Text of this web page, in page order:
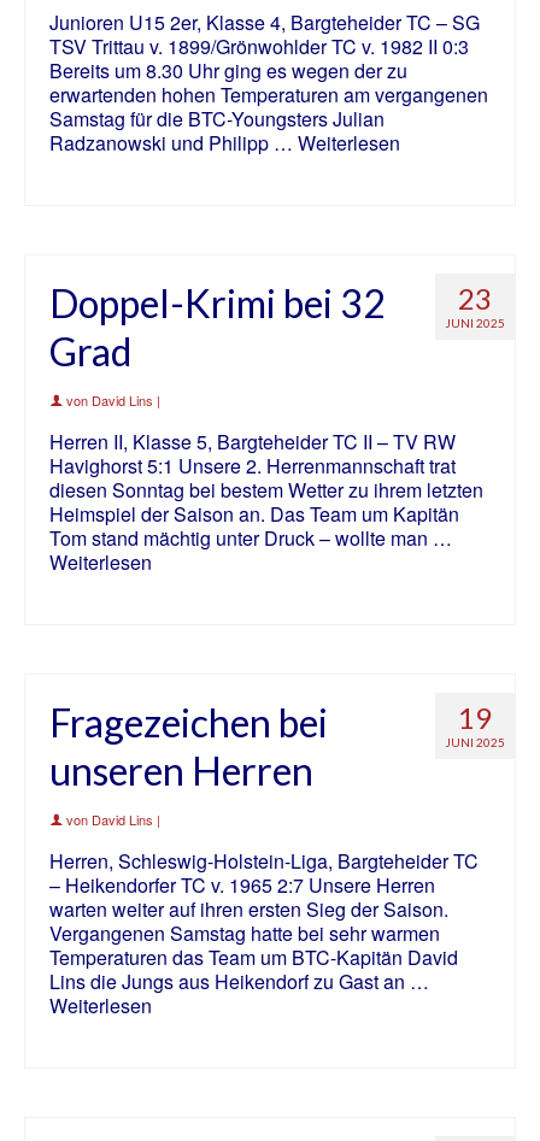
Junioren U15 2er, Klasse 4, Bargteheider TC – SG
TSV Trittau v. 1899/Grönwohlder TC v. 1982 II 0:3
Bereits um 8.30 Uhr ging es wegen der zu
erwartenden hohen Temperaturen am vergangenen
Samstag für die BTC-Youngsters Julian
Radzanowski und Philipp … Weiterlesen
23
JUNI 2025
Doppel-Krimi bei 32
Grad
von David Lins |
Herren II, Klasse 5, Bargteheider TC II – TV RW
Havighorst 5:1 Unsere 2. Herrenmannschaft trat
diesen Sonntag bei bestem Wetter zu ihrem letzten
Heimspiel der Saison an. Das Team um Kapitän
Tom stand mächtig unter Druck – wollte man …
Weiterlesen
19
JUNI 2025
Fragezeichen bei
unseren Herren
von David Lins |
Herren, Schleswig-Holstein-Liga, Bargteheider TC
– Heikendorfer TC v. 1965 2:7 Unsere Herren
warten weiter auf ihren ersten Sieg der Saison.
Vergangenen Samstag hatte bei sehr warmen
Temperaturen das Team um BTC-Kapitän David
Lins die Jungs aus Heikendorf zu Gast an …
Weiterlesen